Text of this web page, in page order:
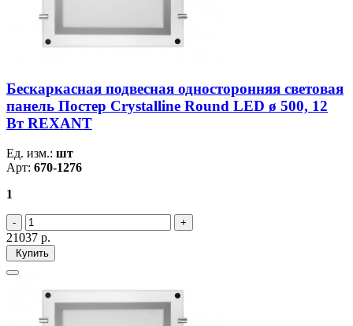
Бескаркасная подвесная односторонняя световая
панель Постер Crystalline Round LED ø 500, 12
Вт REXANT
Ед. изм.: шт
Арт: 670-1276
1
21037 р.
Купить